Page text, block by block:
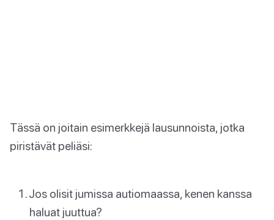
Tässä on joitain esimerkkejä lausunnoista, jotka
piristävät peliäsi:
Jos olisit jumissa autiomaassa, kenen kanssa
haluat juuttua?